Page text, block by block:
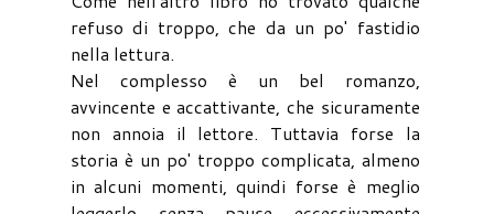
refuso di troppo, che da un po' fastidio
nella lettura.
Nel complesso è un bel romanzo,
avvincente e accattivante, che sicuramente
non annoia il lettore. Tuttavia forse la
storia è un po' troppo complicata, almeno
in alcuni momenti, quindi forse è meglio